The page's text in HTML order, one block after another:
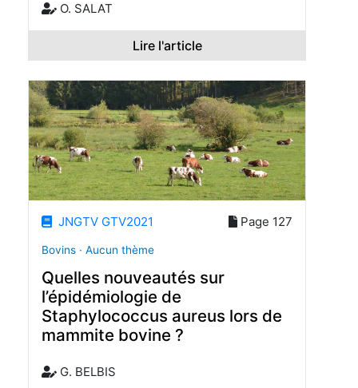
O. SALAT
Lire l'article
JNGTV GTV2021 Page 127
Bovins · Aucun thème
Quelles nouveautés sur
l’épidémiologie de
Staphylococcus aureus lors de
mammite bovine ?
G. BELBIS